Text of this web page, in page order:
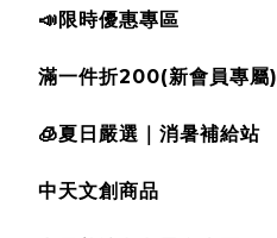
📣限時優惠專區
滿一件折200(新會員專屬)
🧊夏日嚴選｜消暑補給站
中天文創商品